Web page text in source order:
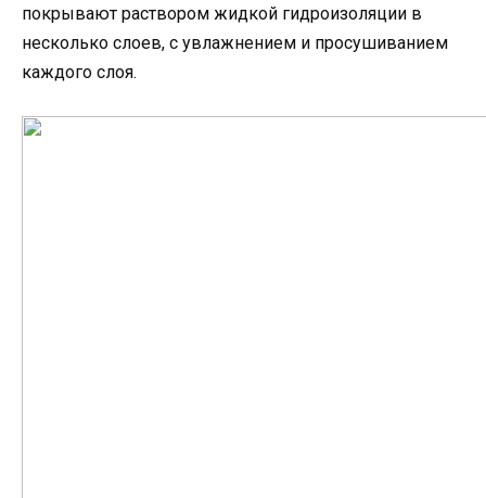
покрывают раствором жидкой гидроизоляции в
несколько слоев, с увлажнением и просушиванием
каждого слоя.